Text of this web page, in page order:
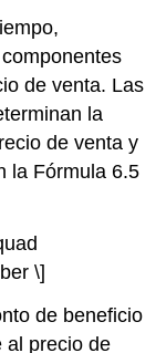
de venta. Las
la
de venta y
la Fórmula 6.5
\]
de beneficio
al precio de